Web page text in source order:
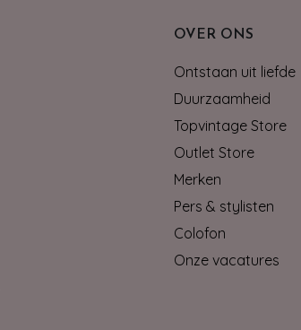
OVER ONS
Ontstaan uit liefde
Duurzaamheid
Topvintage Store
Outlet Store
Merken
Pers & stylisten
Colofon
Onze vacatures